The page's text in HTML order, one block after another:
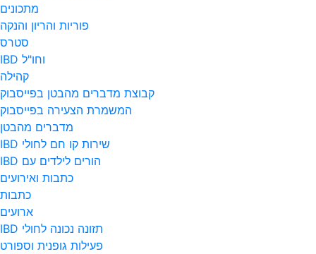
מתכונים
פוריות והריון והנקה
סטרס
וחו"ל IBD
קהילה
קבוצת מדברים מהבטן בפייסבוק
המשמרת הצעירה בפייסבוק
מדברים מהבטן
שירות קו חם לחולי IBD
הורים לילדים עם IBD
כתבות ואירועים
כתבות
ארועים
תזונה נכונה לחולי IBD
פעילות גופנית וספורט